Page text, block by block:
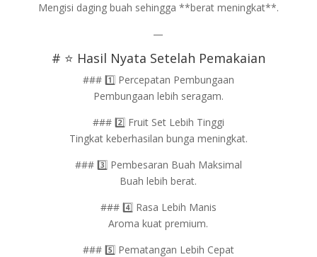
Mengisi daging buah sehingga **berat meningkat**.
—
# ⭐ Hasil Nyata Setelah Pemakaian
### 1️⃣ Percepatan Pembungaan
Pembungaan lebih seragam.
### 2️⃣ Fruit Set Lebih Tinggi
Tingkat keberhasilan bunga meningkat.
### 3️⃣ Pembesaran Buah Maksimal
Buah lebih berat.
### 4️⃣ Rasa Lebih Manis
Aroma kuat premium.
### 5️⃣ Pematangan Lebih Cepat